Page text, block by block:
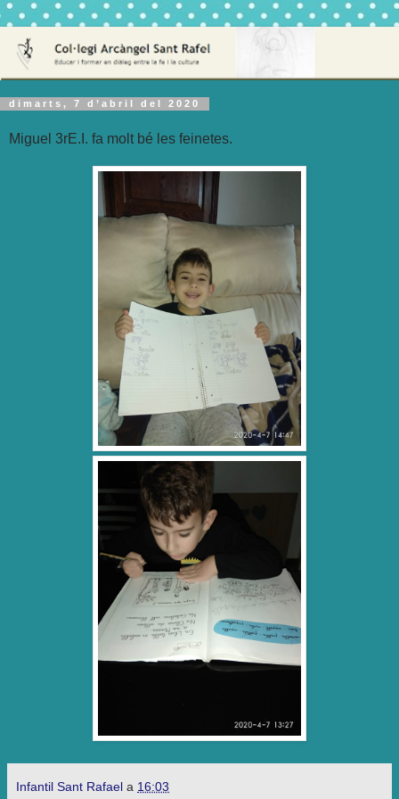
dimarts, 7 d’abril del 2020
Miguel 3rE.I. fa molt bé les feinetes.
Infantil Sant Rafael a 16:03